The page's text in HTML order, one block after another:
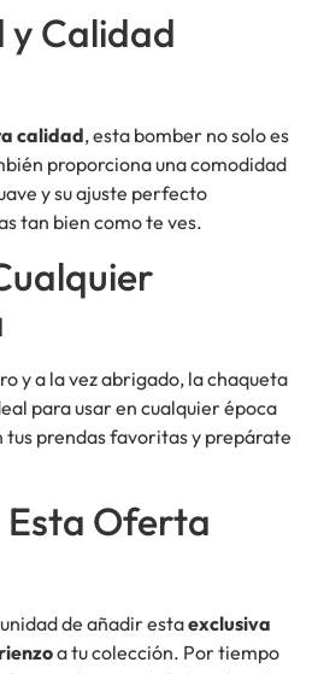
Calidad
calidad, esta bomber no solo es
proporciona una comodidad
y su ajuste perfecto
tan bien como te ves.
y a la vez abrigado, la chaqueta
para usar en cualquier época
tus prendas favoritas y prepárate
Esta Oferta
de añadir estaexclusiva
a tu colección. Por tiempo